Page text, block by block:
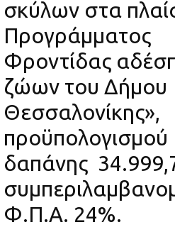
σκύλων στα
Προγράμματος
Φροντίδας
ζώων του Δήμου
Θεσσαλονίκης»,
προϋπολογισμού
δαπάνης
Φ.Π.Α. 24%.